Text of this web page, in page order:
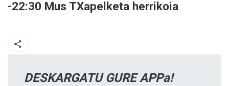
-22:30 Mus TXapelketa herrikoia
DESKARGATU GURE APPa!